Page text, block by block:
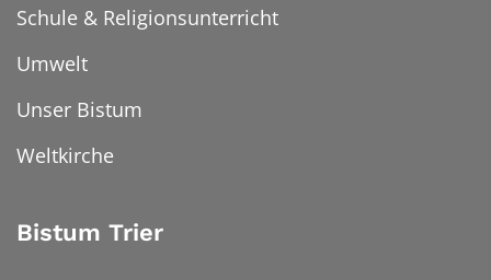
Schule & Religionsunterricht
Umwelt
Unser Bistum
Weltkirche
Bistum Trier